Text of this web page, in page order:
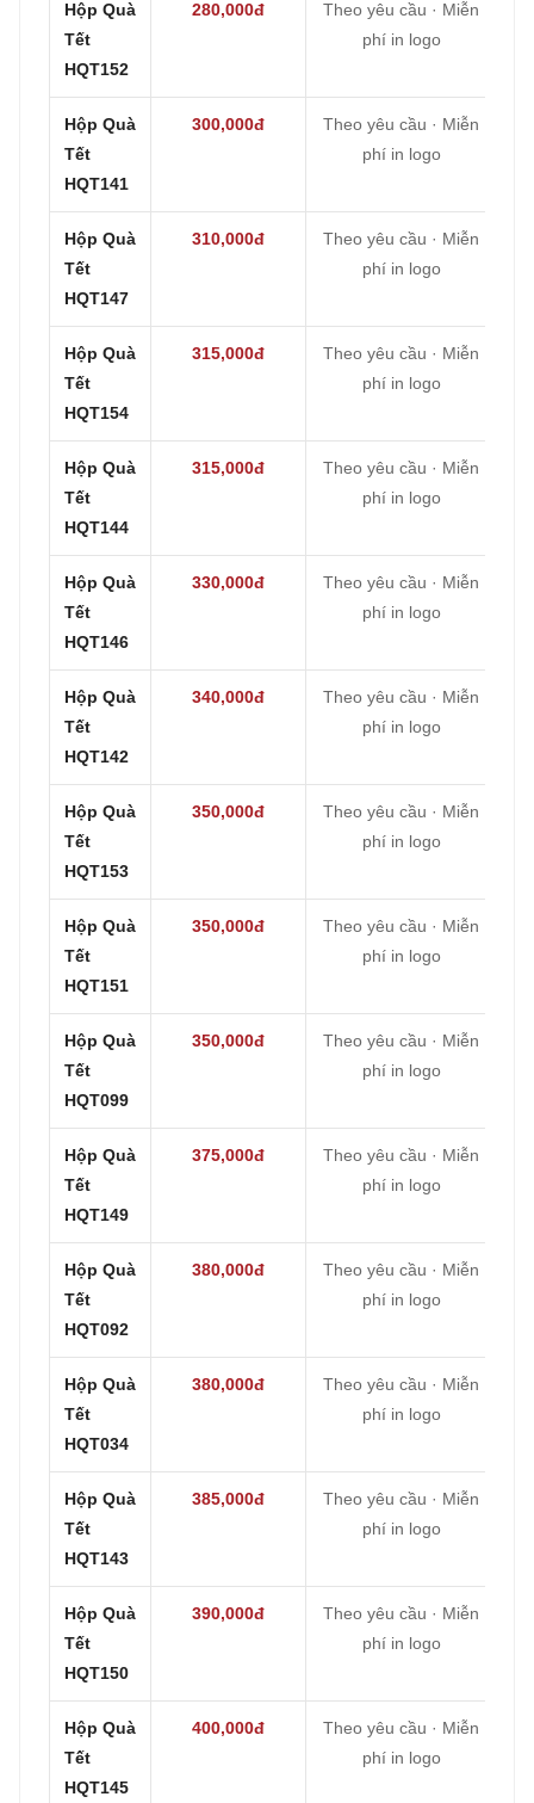
Hộp Quà
Tết
HQT152
280,000đ
Theo yêu cầu · Miễn
phí in logo
Hộp Quà
Tết
HQT141
300,000đ
Theo yêu cầu · Miễn
phí in logo
Hộp Quà
Tết
HQT147
310,000đ
Theo yêu cầu · Miễn
phí in logo
Hộp Quà
Tết
HQT154
315,000đ
Theo yêu cầu · Miễn
phí in logo
Hộp Quà
Tết
HQT144
315,000đ
Theo yêu cầu · Miễn
phí in logo
Hộp Quà
Tết
HQT146
330,000đ
Theo yêu cầu · Miễn
phí in logo
Hộp Quà
Tết
HQT142
340,000đ
Theo yêu cầu · Miễn
phí in logo
Hộp Quà
Tết
HQT153
350,000đ
Theo yêu cầu · Miễn
phí in logo
Hộp Quà
Tết
HQT151
350,000đ
Theo yêu cầu · Miễn
phí in logo
Hộp Quà
Tết
HQT099
350,000đ
Theo yêu cầu · Miễn
phí in logo
Hộp Quà
Tết
HQT149
375,000đ
Theo yêu cầu · Miễn
phí in logo
Hộp Quà
Tết
HQT092
380,000đ
Theo yêu cầu · Miễn
phí in logo
Hộp Quà
Tết
HQT034
380,000đ
Theo yêu cầu · Miễn
phí in logo
Hộp Quà
Tết
HQT143
385,000đ
Theo yêu cầu · Miễn
phí in logo
Hộp Quà
Tết
HQT150
390,000đ
Theo yêu cầu · Miễn
phí in logo
Hộp Quà
Tết
HQT145
400,000đ
Theo yêu cầu · Miễn
phí in logo